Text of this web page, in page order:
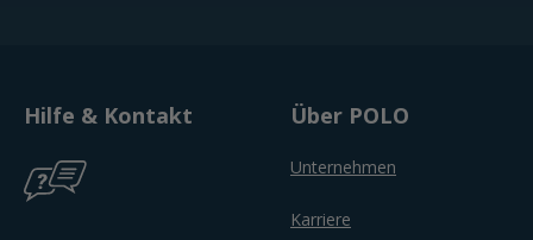
Hilfe & Kontakt Über POLO
Unternehmen
Karriere